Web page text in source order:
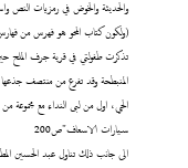
والحديثة والخوض في رمزيات النص
تذكرت طفولتي في قرية جرف الملح
الحي، اول من لبى النداء مع مجموعة
سيارات الاسعاف"ص200